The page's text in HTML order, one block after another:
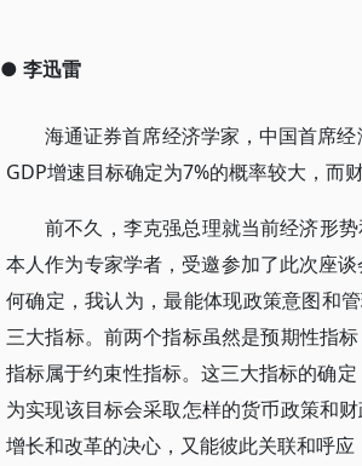
● 李迅雷
海通证券首席经济学家，中国首席
GDP增速目标确定为7%的概率较大，而
前不久，李克强总理就当前经济形
本人作为专家学者，受邀参加了此次座
何确定，我认为，最能体现政策意图和
三大指标。前两个指标虽然是预期性指
指标属于约束性指标。这三大指标的确
为实现该目标会采取怎样的货币政策和
增长和改革的决心，又能彼此关联和呼应